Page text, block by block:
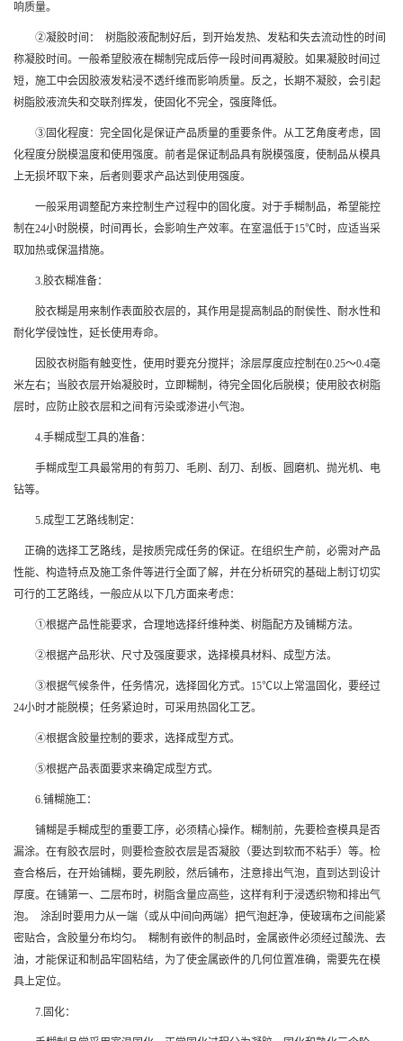
响质量。
②凝胶时间： 树脂胶液配制好后，到开始发热、发粘和失去流动性的时间
称凝胶时间。一般希望胶液在糊制完成后停一段时间再凝胶。如果凝胶时间过
短，施工中会因胶液发粘浸不透纤维而影响质量。反之，长期不凝胶，会引起
树脂胶液流失和交联剂挥发，使固化不完全，强度降低。
③固化程度：完全固化是保证产品质量的重要条件。从工艺角度考虑，固
化程度分脱模温度和使用强度。前者是保证制品具有脱模强度，使制品从模具
上无损坏取下来，后者则要求产品达到使用强度。
一般采用调整配方来控制生产过程中的固化度。对于手糊制品，希望能控
制在24小时脱模，时间再长，会影响生产效率。在室温低于15℃时，应适当采
取加热或保温措施。
3.胶衣糊准备：
胶衣糊是用来制作表面胶衣层的，其作用是提高制品的耐侯性、耐水性和
耐化学侵蚀性，延长使用寿命。
因胶衣树脂有触变性，使用时要充分搅拌；涂层厚度应控制在0.25～0.4毫
米左右；当胶衣层开始凝胶时，立即糊制，待完全固化后脱模；使用胶衣树脂
层时，应防止胶衣层和之间有污染或渗进小气泡。
4.手糊成型工具的准备：
手糊成型工具最常用的有剪刀、毛刷、刮刀、刮板、圆磨机、抛光机、电
钻等。
5.成型工艺路线制定：
正确的选择工艺路线，是按质完成任务的保证。在组织生产前，必需对产品
性能、构造特点及施工条件等进行全面了解，并在分析研究的基础上制订切实
可行的工艺路线，一般应从以下几方面来考虑：
①根据产品性能要求，合理地选择纤维种类、树脂配方及铺糊方法。
②根据产品形状、尺寸及强度要求，选择模具材料、成型方法。
③根据气候条件，任务情况，选择固化方式。15℃以上常温固化，要经过
24小时才能脱模；任务紧迫时，可采用热固化工艺。
④根据含胶量控制的要求，选择成型方式。
⑤根据产品表面要求来确定成型方式。
6.铺糊施工：
铺糊是手糊成型的重要工序，必须精心操作。糊制前，先要检查模具是否
漏涂。在有胶衣层时，则要检查胶衣层是否凝胶（要达到软而不粘手）等。检
查合格后，在开始铺糊，要先刷胶，然后铺布，注意排出气泡，直到达到设计
厚度。在铺第一、二层布时，树脂含量应高些，这样有利于浸透织物和排出气
泡。 涂刮时要用力从一端（或从中间向两端）把气泡赶净，使玻璃布之间能紧
密贴合，含胶量分布均匀。 糊制有嵌件的制品时，金属嵌件必须经过酸洗、去
油，才能保证和制品牢固粘结，为了使金属嵌件的几何位置准确，需要先在模
具上定位。
7.固化：